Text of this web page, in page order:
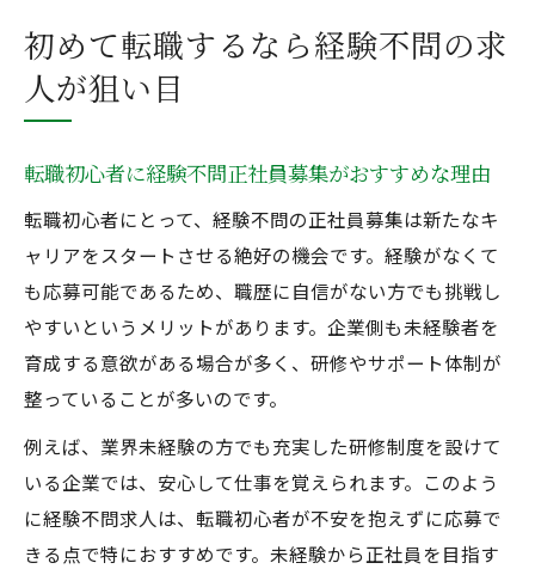
初めて転職するなら経験不問の求
人が狙い目
転職初心者に経験不問正社員募集がおすすめな理由
転職初心者にとって、経験不問の正社員募集は新たなキ
ャリアをスタートさせる絶好の機会です。経験がなくて
も応募可能であるため、職歴に自信がない方でも挑戦し
やすいというメリットがあります。企業側も未経験者を
育成する意欲がある場合が多く、研修やサポート体制が
整っていることが多いのです。
例えば、業界未経験の方でも充実した研修制度を設けて
いる企業では、安心して仕事を覚えられます。このよう
に経験不問求人は、転職初心者が不安を抱えずに応募で
きる点で特におすすめです。未経験から正社員を目指す